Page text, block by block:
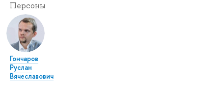
Персоны
Гончаров
Руслан
Вячеславович